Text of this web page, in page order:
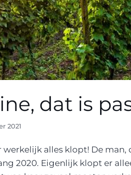
dat is
2021
alles klopt! De man,
2020. Eigenlijk klopt er